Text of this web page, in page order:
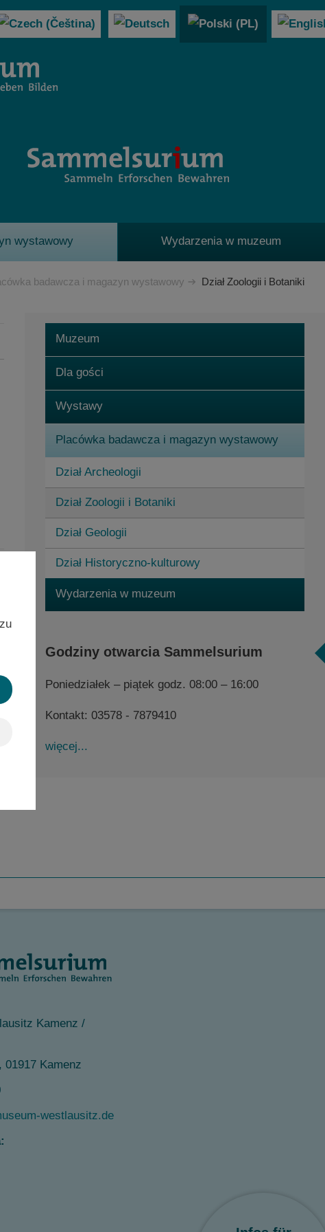
wystawowy Wydarzenia w muzeum
badawcza i magazyn wystawowy Dział Zoologii i Botaniki
Muzeum
Dla gości
Wystawy
Placówka badawcza i magazyn wystawowy
Dział Archeologii
Dział Zoologii i Botaniki
Dział Geologii
Dział Historyczno-kulturowy
Wydarzenia w muzeum
Godziny otwarcia Sammelsurium
Poniedziałek – piątek godz. 08:00 – 16:00
Kontakt: 03578 - 7879410
więcej...
Kamenz /
01917 Kamenz
westlausitz.de